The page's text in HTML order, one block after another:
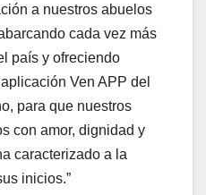
a nuestros abuelos
cada vez más
país y ofreciendo
Ven APP del
para que nuestros
con amor, dignidad y
caracterizado a la
inicios.”